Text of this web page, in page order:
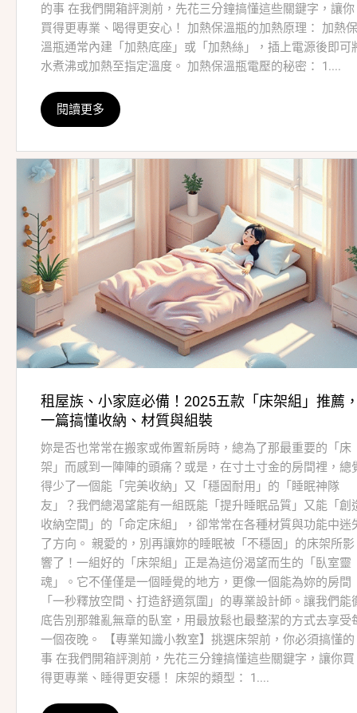
的事 在我們開箱評測前，先花三分鐘搞懂這些關鍵字，讓你
買得更專業、喝得更安心！ 加熱保溫瓶的加熱原理： 加熱保
溫瓶通常內建「加熱底座」或「加熱絲」，插上電源後即可
水煮沸或加熱至指定溫度。 加熱保溫瓶電壓的秘密： 1....
閱讀更多
租屋族、小家庭必備！2025五款「床架組」推薦
一篇搞懂收納、材質與組裝
妳是否也常常在搬家或佈置新房時，總為了那最重要的「床
架」而感到一陣陣的頭痛？或是，在寸土寸金的房間裡，總
得少了一個能「完美收納」又「穩固耐用」的「睡眠神隊
友」？我們總渴望能有一組既能「提升睡眠品質」又能「創
收納空間」的「命定床組」，卻常常在各種材質與功能中迷
了方向。 親愛的，別再讓妳的睡眠被「不穩固」的床架所影
響了！一組好的「床架組」正是為這份渴望而生的「臥室靈
魂」。它不僅僅是一個睡覺的地方，更像一個能為妳的房間
「一秒釋放空間、打造舒適氛圍」的專業設計師。讓我們能
底告別那雜亂無章的臥室，用最放鬆也最整潔的方式去享受
一個夜晚。 【專業知識小教室】挑選床架前，你必須搞懂的
事 在我們開箱評測前，先花三分鐘搞懂這些關鍵字，讓你買
得更專業、睡得更安穩！ 床架的類型： 1....